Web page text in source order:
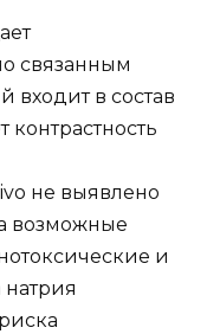
связанным
входит в состав
контрастность
не выявлено
возможные
и